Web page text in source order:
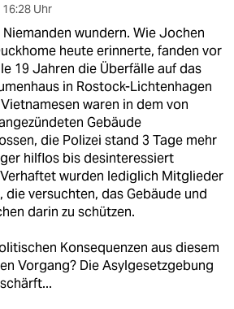
16:28 Uhr
wundern. Wie Jochen
heute erinnerte, fanden vor
19 Jahren die Überfälle auf das
in Rostock-Lichtenhagen
waren in dem von
Gebäude
die Polizei stand 3 Tage mehr
hilflos bis desinteressiert
wurden lediglich Mitglieder
die versuchten, das Gebäude und
darin zu schützen.
Konsequenzen aus diesem
Vorgang? Die Asylgesetzgebung